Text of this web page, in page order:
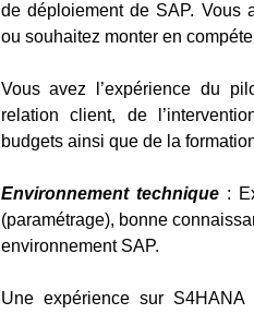
de déploiement de SAP. Vous
ou souhaitez monter en
Vous avez l’expérience du
relation client, de
budgets ainsi que de la
Environnement technique :
(paramétrage), bonne
environnement SAP.
Une expérience sur